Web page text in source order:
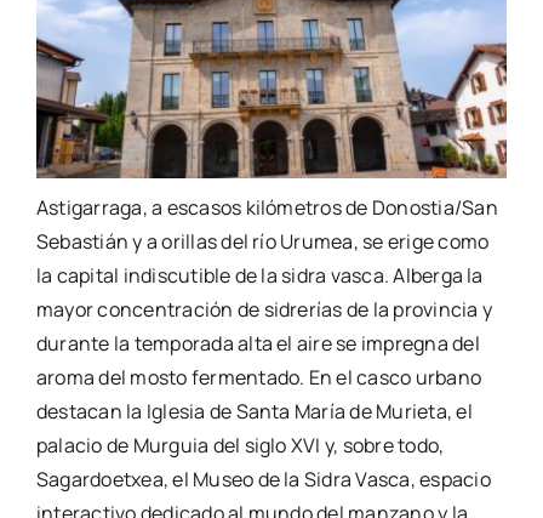
Astigarraga, a escasos kilómetros de Donostia/San
Sebastián y a orillas del río Urumea, se erige como
la capital indiscutible de la sidra vasca. Alberga la
mayor concentración de sidrerías de la provincia y
durante la temporada alta el aire se impregna del
aroma del mosto fermentado. En el casco urbano
destacan la Iglesia de Santa María de Murieta, el
palacio de Murguia del siglo XVI y, sobre todo,
Sagardoetxea, el Museo de la Sidra Vasca, espacio